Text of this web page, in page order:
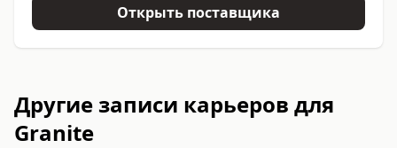
Открыть поставщика
Другие записи карьеров для
Granite